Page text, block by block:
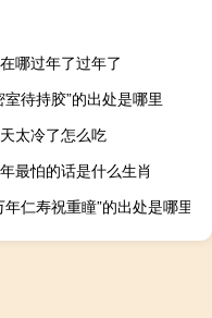
哪过年了过年了
室待持胶”的出处是哪里
太冷了怎么吃
最怕的话是什么生肖
年仁寿祝重瞳”的出处是哪里